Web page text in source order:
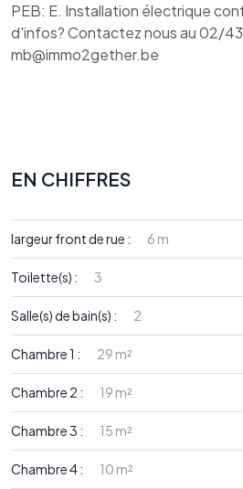
PEB: E. Installation électrique
d'infos? Contactez nous au 02/
mb@immo2gether.be
EN CHIFFRES
largeur front de rue : 6 m
Toilette(s) : 3
Salle(s) de bain(s) : 2
Chambre 1 : 29 m²
Chambre 2 : 19 m²
Chambre 3 : 15 m²
Chambre 4 : 10 m²